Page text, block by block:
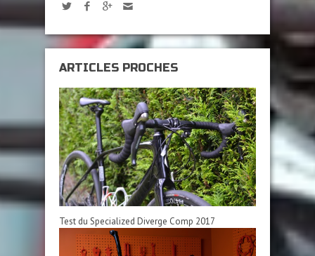
ARTICLES PROCHES
Test du Specialized Diverge Comp 2017